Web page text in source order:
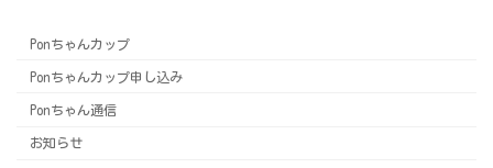
Ponちゃんカップ
Ponちゃんカップ申し込み
Ponちゃん通信
お知らせ